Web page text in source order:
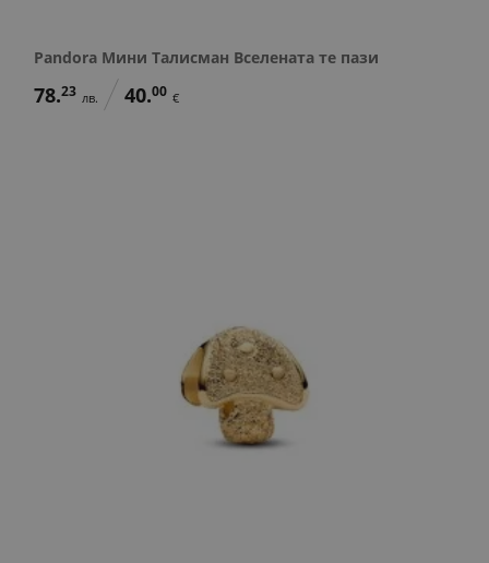
Pandora Мини Талисман Вселената те пази
78.23 лв. 40.00 €